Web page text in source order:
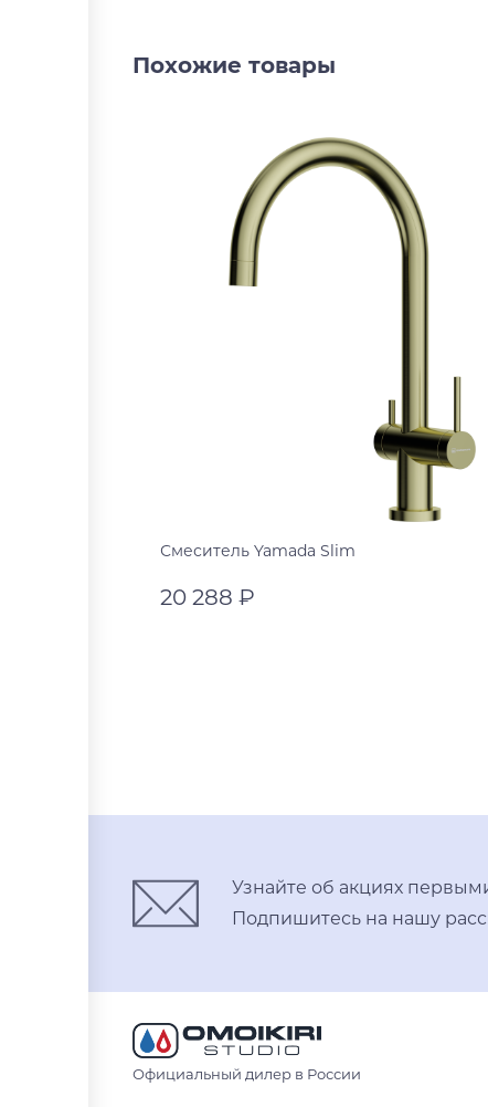
Похожие товары
Смеситель Yamada Slim
20 288 ₽
Узнайте об акциях
Подпишитесь на нашу
Официальный дилер в России